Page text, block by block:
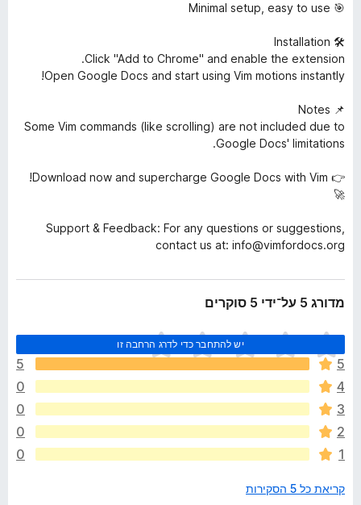
🎯 Minimal setup, easy to use
🛠 Installation
Click "Add to Chrome" and enable the extension.
Open Google Docs and start using Vim motions instantly!
📌 Notes
Some Vim commands (like scrolling) are not included due to
Google Docs' limitations.
👉 Download now and supercharge Google Docs with Vim!
🚀
Support & Feedback: For any questions or suggestions,
contact us at: info@vimfordocs.org
מדורג 5 על־ידי 5 סוקרים
יש להתחבר כדי לדרג הרחבה זו
א
י
ן
ד
י
ר
ו
ג
ם
5
5
4
0
3
0
2
0
1
0
קריאת כל 5 הסקירות